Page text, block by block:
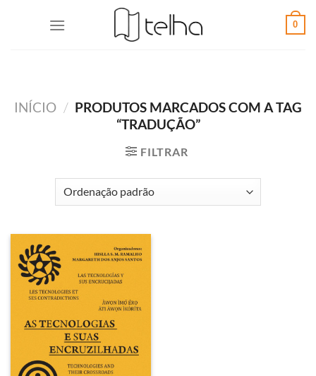
0
INÍCIO / PRODUTOS MARCADOS COM A TAG
“TRADUÇÃO”
FILTRAR